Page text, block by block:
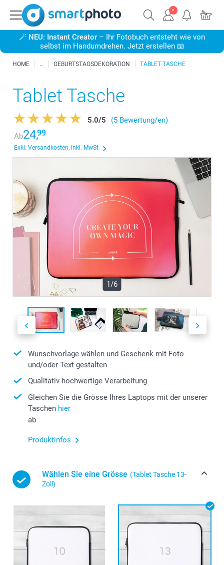
🪄 NEU: Instant Creator – Ihr Fotobuch entsteht wie von
selbst im Handumdrehen. Jetzt erstellen 📖
HOME GEBURTSTAGSDEKORATION TABLET TASCHE
Tablet Tasche
5.0/5
(5 Bewertung/en)
Ab24,99
Exkl. Versandkosten, inkl. MwSt
1/6
Wunschvorlage wählen und Geschenk mit Foto
und/oder Text gestalten
Qualitativ hochwertige Verarbeitung
Gleichen Sie die Grösse Ihres Laptops mit der unserer
Taschen hier
ab
Produktinfos
Wählen Sie eine Grösse (Tablet Tasche 13-
Zoll)